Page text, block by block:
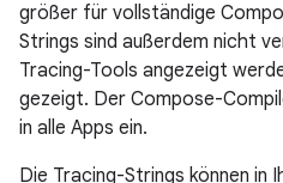
größer für vollständige
Strings sind außerdem nicht
Tracing-Tools angezeigt
gezeigt. Der Compose-
in alle Apps ein.
Die Tracing-Strings können in